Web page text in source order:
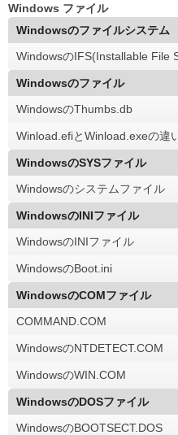
Windows ファイル
Windowsのファイルシステム
WindowsのIFS(Installable File
Windowsのファイル
WindowsのThumbs.db
Winload.efiとWinload.exeの違
WindowsのSYSファイル
Windowsのシステムファイル
WindowsのINIファイル
WindowsのINIファイル
WindowsのBoot.ini
WindowsのCOMファイル
COMMAND.COM
WindowsのNTDETECT.COM
WindowsのWIN.COM
WindowsのDOSファイル
WindowsのBOOTSECT.DOS